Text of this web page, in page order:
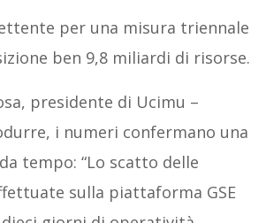
per una misura triennale
ben 9,8 miliardi di risorse.
presidente di Ucimu –
i numeri confermano una
tempo: “Lo scatto delle
sulla piattaforma GSE